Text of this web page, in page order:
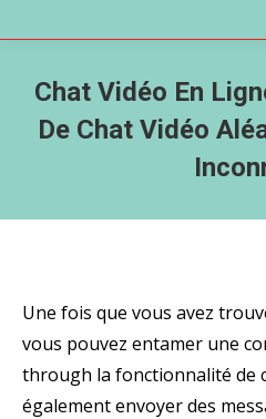
Chat Vidéo En
De Chat Vidéo
Une fois que vous avez
vous pouvez entamer une
through la fonctionnalité de
également envoyer des